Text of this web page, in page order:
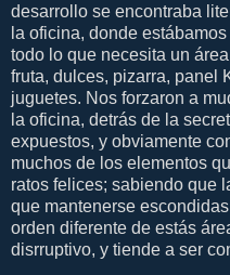
desarrollo se encontraba
la oficina, donde
todo lo que necesita un
fruta, dulces, pizarra, panel
juguetes. Nos forzaron a
la oficina, detrás de la
expuestos, y obviamente
muchos de los elementos
ratos felices; sabiendo que
que mantenerse
orden diferente de estás
disrruptivo, y tiende a ser